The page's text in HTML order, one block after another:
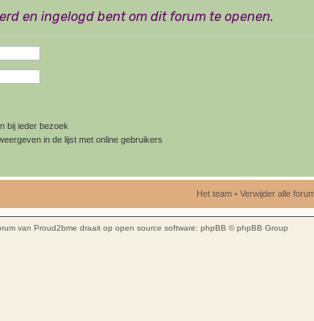
en ingelogd bent om dit forum te openen.
bij ieder bezoek
in de lijst met online gebruikers
Het team• Verwijder alle
van Proud2bme draait op open source software: phpBB © phpBB Group